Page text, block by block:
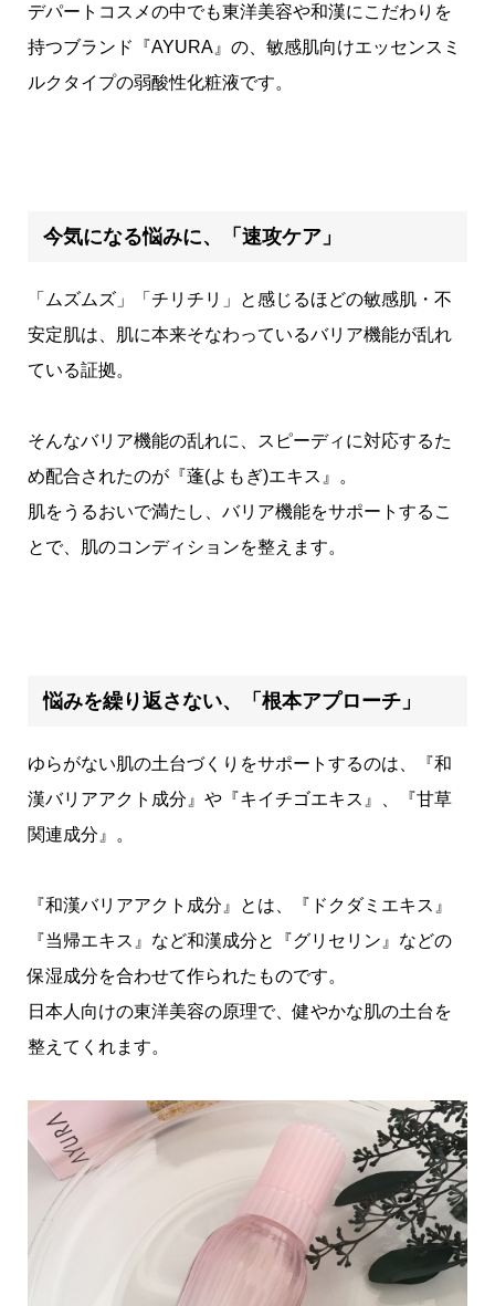
デパートコスメの中でも東洋美容や和漢にこだわりを
持つブランド『AYURA』の、敏感肌向けエッセンスミ
ルクタイプの弱酸性化粧液です。
今気になる悩みに、「速攻ケア」
「ムズムズ」「チリチリ」と感じるほどの敏感肌・不
安定肌は、肌に本来そなわっているバリア機能が乱れ
ている証拠。
そんなバリア機能の乱れに、スピーディに対応するた
め配合されたのが『蓬(よもぎ)エキス』。
肌をうるおいで満たし、バリア機能をサポートするこ
とで、肌のコンディションを整えます。
悩みを繰り返さない、「根本アプローチ」
ゆらがない肌の土台づくりをサポートするのは、『和
漢バリアアクト成分』や『キイチゴエキス』、『甘草
関連成分』。
『和漢バリアアクト成分』とは、『ドクダミエキス』
『当帰エキス』など和漢成分と『グリセリン』などの
保湿成分を合わせて作られたものです。
日本人向けの東洋美容の原理で、健やかな肌の土台を
整えてくれます。